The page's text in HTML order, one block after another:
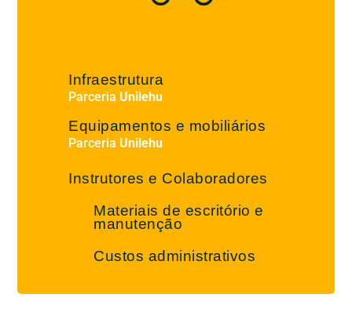
Infraestrutura
Parceria Unilehu
Equipamentos e mobiliários
Parceria Unilehu
Instrutores e Colaboradores
Materiais de escritório e
manutenção
Custos administrativos